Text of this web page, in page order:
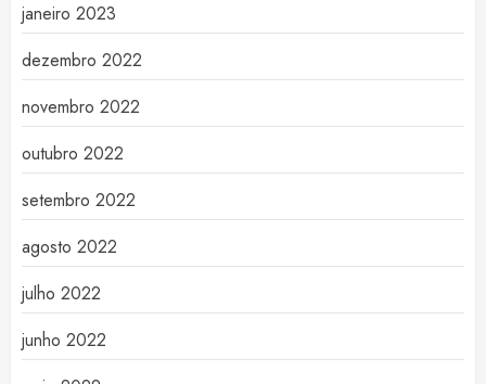
janeiro 2023
dezembro 2022
novembro 2022
outubro 2022
setembro 2022
agosto 2022
julho 2022
junho 2022